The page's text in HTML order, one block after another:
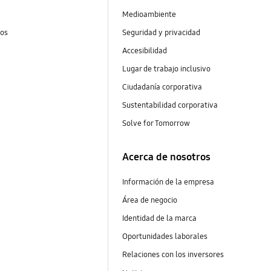
Medioambiente
Seguridad y privacidad
Accesibilidad
Lugar de trabajo inclusivo
Ciudadanía corporativa
Sustentabilidad corporativa
Solve for Tomorrow
Acerca de nosotros
Información de la empresa
Área de negocio
Identidad de la marca
Oportunidades laborales
Relaciones con los inversores